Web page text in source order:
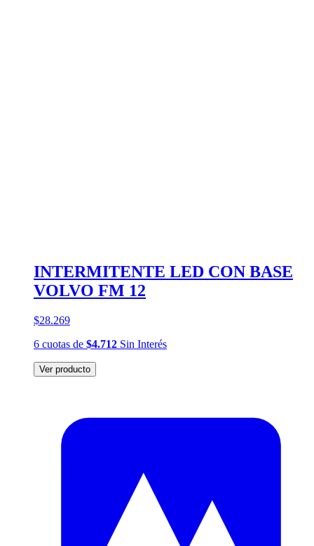
INTERMITENTE LED CON BASE
VOLVO FM 12
$28.269
6 cuotas de $4.712 Sin Interés
Ver producto